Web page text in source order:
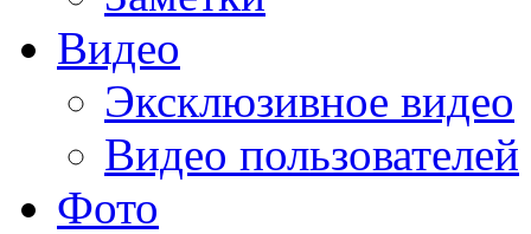
Видео
Эксклюзивное видео
Видео пользователей
Фото